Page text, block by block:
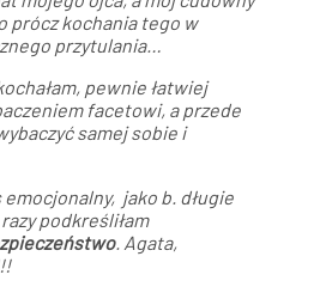
prócz kochania tego w
przytulania…
pewnie łatwiej
facetowi, a przede
samej sobie i
emocjonalny, jako b. długie
podkreśliłam
. Agata,